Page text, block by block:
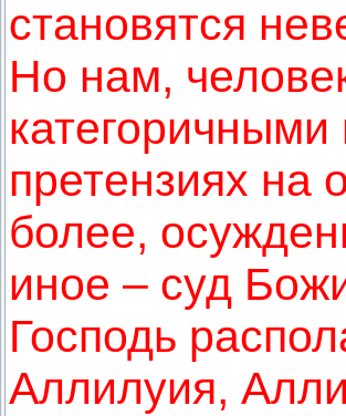
становятся
Но нам,
претензиях на
более,
иное – суд
Господь
Аллилуия,